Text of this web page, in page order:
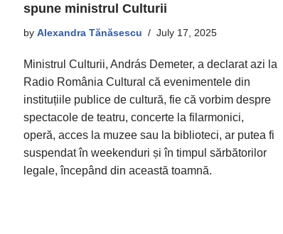
spune ministrul Culturii
by Alexandra Tănăsescu July 17, 2025
Ministrul Culturii, András Demeter, a declarat azi la
Radio România Cultural că evenimentele din
instituțiile publice de cultură, fie că vorbim despre
spectacole de teatru, concerte la filarmonici,
operă, acces la muzee sau la biblioteci, ar putea fi
suspendat în weekenduri și în timpul sărbătorilor
legale, începând din această toamnă.